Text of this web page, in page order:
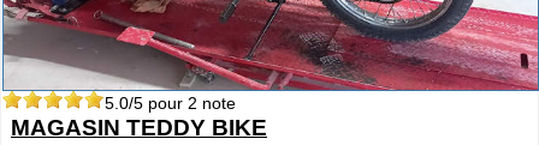
5.0/5 pour 2 note
MAGASIN TEDDY BIKE